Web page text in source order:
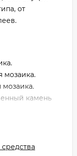
от
мозаика.
мозаика.
камень
до +35 °С